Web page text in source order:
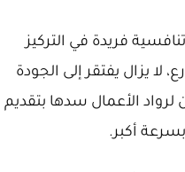
فريدة في التركيز
يزال يفتقر إلى الجودة
الأعمال سدها بتقديم
أكبر.